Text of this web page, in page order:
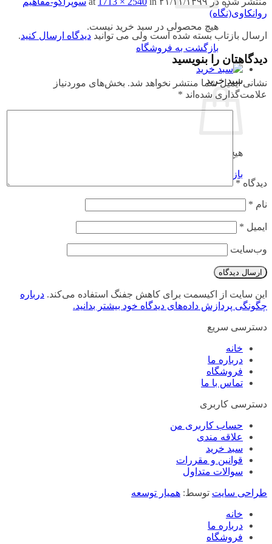
هیچ محصولی در سبد خرید نیست.
بازگشت به فروشگاه
سبد خرید
هیچ محصولی در سبد خرید نیست.
بازگشت به فروشگاه
روانکاوی(نگاه)
ارسال بازتاب بسته شده است ولی می توانید دیدگاه ارسال کنید.
دیدگاهتان را بنویسید
نشانی ایمیل شما منتشر نخواهد شد. بخش‌های موردنیاز
علامت‌گذاری شده‌اند *
دیدگاه *
نام *
ایمیل *
وب‌سایت
این سایت از اکیسمت برای کاهش جفنگ استفاده می‌کند. درباره
چگونگی پردازش داده‌های دیدگاه خود بیشتر بدانید.
دسترسی سریع
خانه
درباره ما
فروشگاه
تماس با ما
دسترسی کاربری
حساب کاربری من
علاقه مندی
سبد خرید
قوانین و مقررات
سوالات متداول
طراحی سایت توسط: همیار توسعه
خانه
درباره ما
فروشگاه